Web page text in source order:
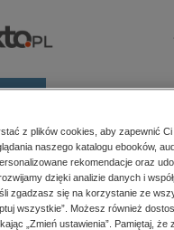
E-prasa
aranżacja wnętrz
Andrzej Trepka
Trepka
z plików cookies, aby zapewnić
naszego katalogu ebooków,
rekomendacje oraz
dzięki analizie danych i
zgadzasz się na korzystanie ze
wszystkie”. Możesz również
„Zmień ustawienia”. Pamiętaj, że